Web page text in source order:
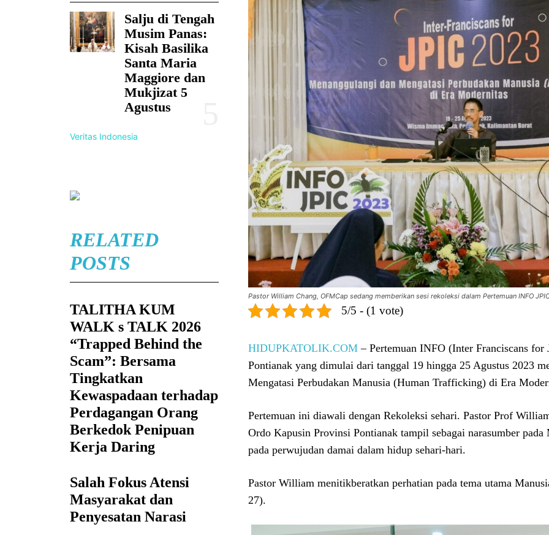
Salju di Tengah
Musim Panas:
Kisah Basilika
Santa Maria
Maggiore dan
Mukjizat 5
Agustus
Veritas Indonesia
RELATED
POSTS
TALITHA KUM
WALK s TALK 2026
“Trapped Behind the
Scam”: Bersama
Tingkatkan
Kewaspadaan terhadap
Perdagangan Orang
Berkedok Penipuan
Kerja Daring
Salah Fokus Atensi
Masyarakat dan
Penyesatan Narasi
Pastor William Chang, OFMCap sedang memberikan sesi rekoleksi dalam Pertemuan INFO
5/5 - (1 vote)
HIDUPKATOLIK.COM – Pertemuan INFO (Inter Franciscans
Pontianak yang dimulai dari tanggal 19 hingga 25 Agustus 2023
Mengatasi Perbudakan Manusia (Human Trafficking) di Era
Pertemuan ini diawali dengan Rekoleksi sehari. Pastor Prof
Ordo Kapusin Provinsi Pontianak tampil sebagai narasumber
pada perwujudan damai dalam hidup sehari-hari.
Pastor William menitikberatkan perhatian pada tema utama
27).